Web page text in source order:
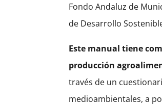
Fondo Andaluz de
de Desarrollo
Este manual tiene
producción
través de un
medioambientales, a